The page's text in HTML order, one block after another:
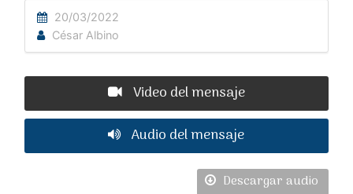
20/03/2022
César Albino
Video del mensaje
Audio del mensaje
Descargar audio